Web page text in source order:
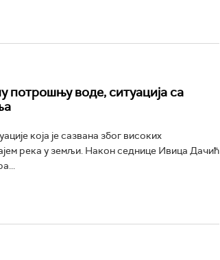
воде, ситуација са
која је сазвана због високих
река у земљи. Након седнице Ивица Дачић